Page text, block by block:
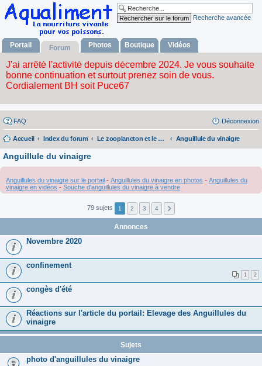
Recherche avancée
Portail Forum Photos Boutique Vidéos
FAQ Déconnexion
Accueil Index du forum Le zooplancton et le phytoplancton Anguillule du vinaigre
Anguillule du vinaigre
Anguillules du vinaigre sur le portail - Anguillules du vinaigre en photos - Anguillules du
vinaigre en vidéos - Souche d'anguillules du vinaigre à vendre
79 sujets 1 2 3 4
Annonces
Novembre 2020
confinement
1 2
congès d'été
Réactions sur l'article du portail: Elevage des Anguillules du
vinaigre
Sujets
photo d'anguillules du vinaigre